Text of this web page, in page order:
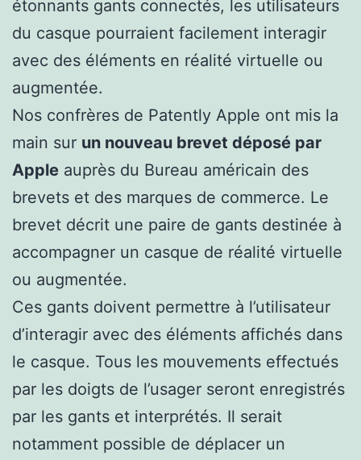
étonnants gants connectés, les utilisateurs
du casque pourraient facilement interagir
avec des éléments en réalité virtuelle ou
augmentée.
Nos confrères de Patently Apple ont mis la
main sur un nouveau brevet déposé par
Apple auprès du Bureau américain des
brevets et des marques de commerce. Le
brevet décrit une paire de gants destinée à
accompagner un casque de réalité virtuelle
ou augmentée.
Ces gants doivent permettre à l’utilisateur
d’interagir avec des éléments affichés dans
le casque. Tous les mouvements effectués
par les doigts de l’usager seront enregistrés
par les gants et interprétés. Il serait
notamment possible de déplacer un